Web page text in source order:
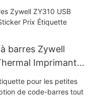
Label
barres Zywell
Imprimante
Imprimante USB